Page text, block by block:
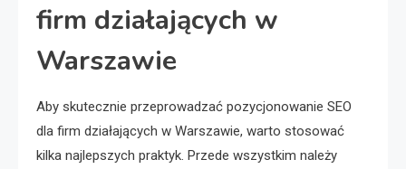
firm działających w
Warszawie
Aby skutecznie przeprowadzać pozycjonowanie SEO
dla firm działających w Warszawie, warto stosować
kilka najlepszych praktyk. Przede wszystkim należy